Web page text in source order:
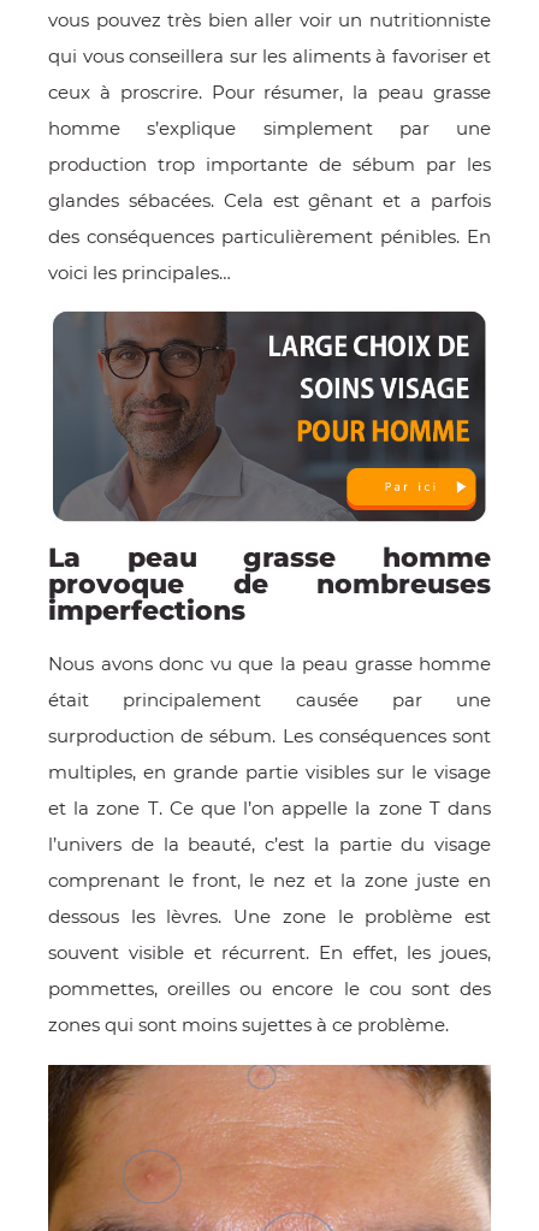
vous pouvez très bien aller voir un nutritionniste
qui vous conseillera sur les aliments à favoriser et
ceux à proscrire. Pour résumer, la peau grasse
homme s’explique simplement par une
production trop importante de sébum par les
glandes sébacées. Cela est gênant et a parfois
des conséquences particulièrement pénibles. En
voici les principales…
La peau grasse homme
provoque de nombreuses
imperfections
Nous avons donc vu que la peau grasse homme
était principalement causée par une
surproduction de sébum. Les conséquences sont
multiples, en grande partie visibles sur le visage
et la zone T. Ce que l’on appelle la zone T dans
l’univers de la beauté, c’est la partie du visage
comprenant le front, le nez et la zone juste en
dessous les lèvres. Une zone le problème est
souvent visible et récurrent. En effet, les joues,
pommettes, oreilles ou encore le cou sont des
zones qui sont moins sujettes à ce problème.